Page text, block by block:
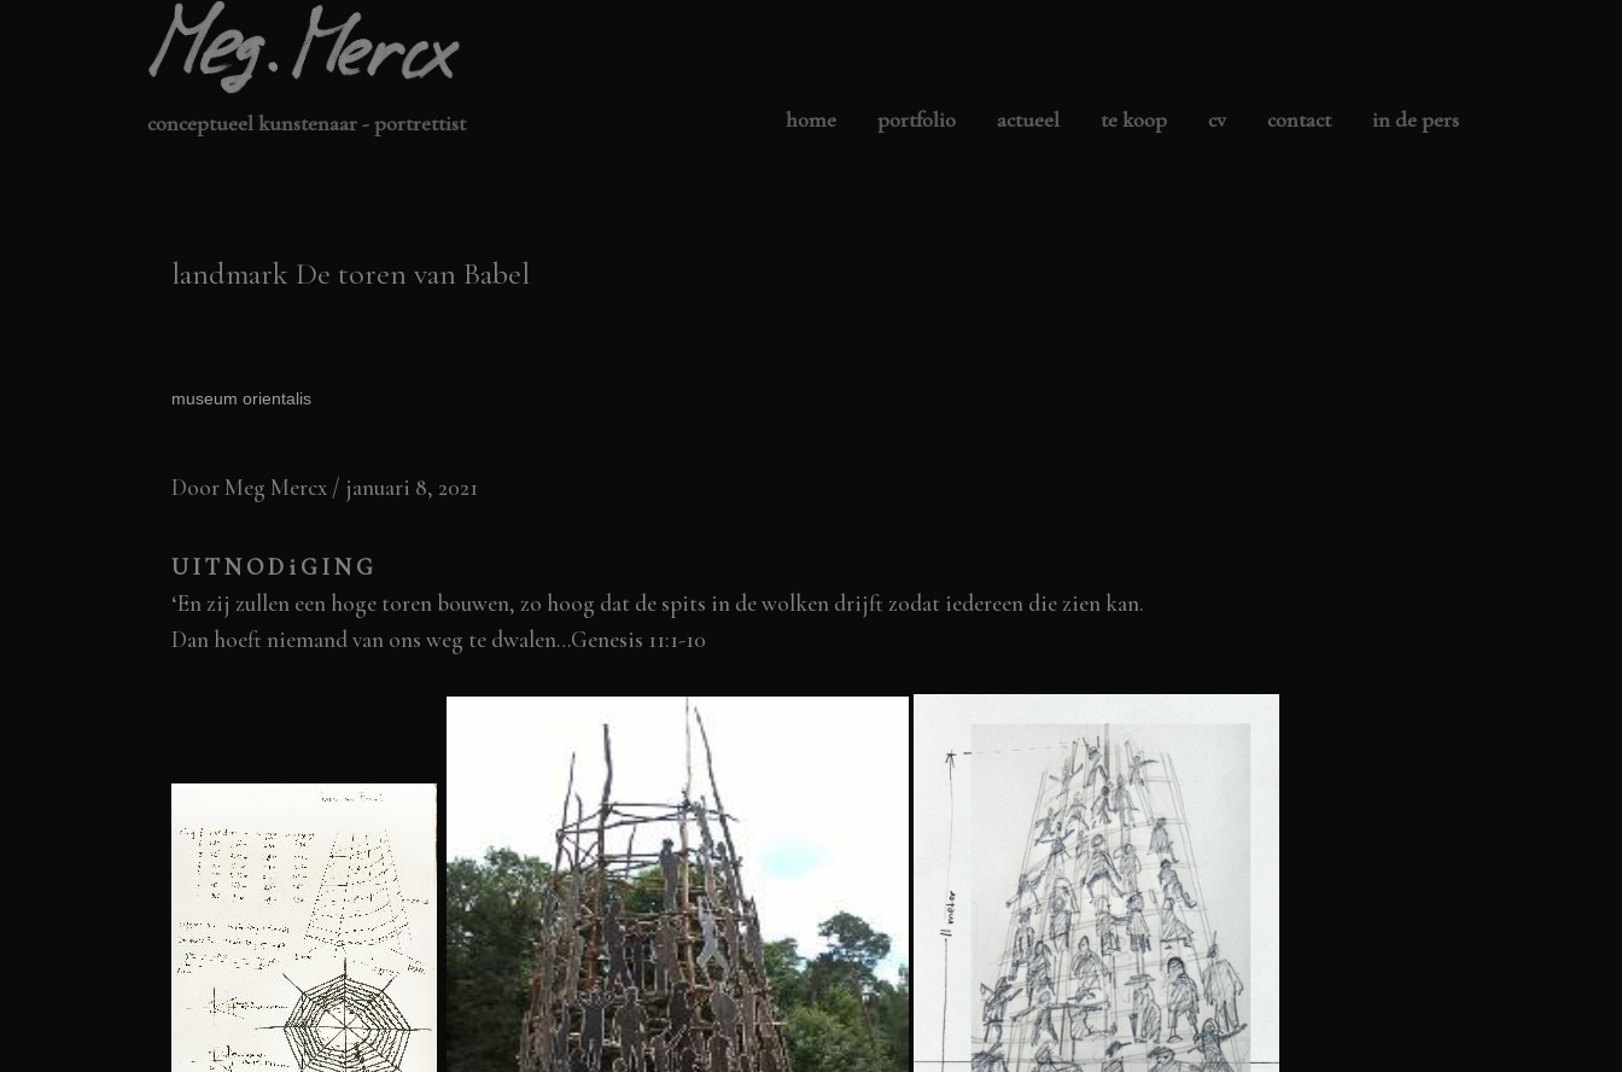
conceptueel kunstenaar - portrettist home portfolio actueel te koop cv contact in de pers
landmark De toren van Babel
museum orientalis
Door Meg Mercx / januari 8, 2021
U I T N O D i G I N G
‘En zij zullen een hoge toren bouwen, zo hoog dat de spits in de wolken drijft zodat iedereen die zien kan.
Dan hoeft niemand van ons weg te dwalen…Genesis 11:1-10